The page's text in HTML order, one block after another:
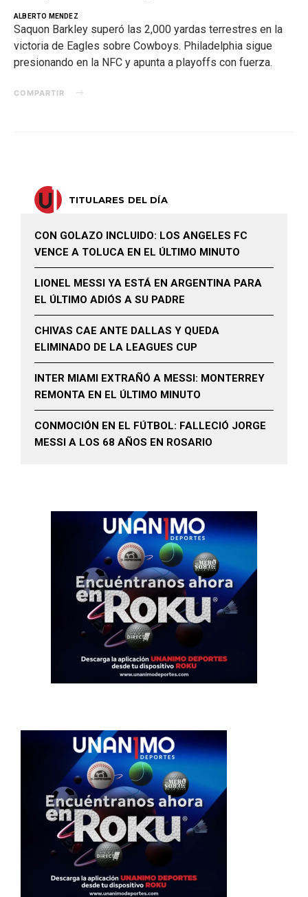
ALBERTO MENDEZ
Saquon Barkley superó las 2,000 yardas terrestres en la
victoria de Eagles sobre Cowboys. Philadelphia sigue
presionando en la NFC y apunta a playoffs con fuerza.
COMPARTIR
TITULARES DEL DÍA
CON GOLAZO INCLUIDO: LOS ANGELES FC
VENCE A TOLUCA EN EL ÚLTIMO MINUTO
LIONEL MESSI YA ESTÁ EN ARGENTINA PARA
EL ÚLTIMO ADIÓS A SU PADRE
CHIVAS CAE ANTE DALLAS Y QUEDA
ELIMINADO DE LA LEAGUES CUP
INTER MIAMI EXTRAÑÓ A MESSI: MONTERREY
REMONTA EN EL ÚLTIMO MINUTO
CONMOCIÓN EN EL FÚTBOL: FALLECIÓ JORGE
MESSI A LOS 68 AÑOS EN ROSARIO